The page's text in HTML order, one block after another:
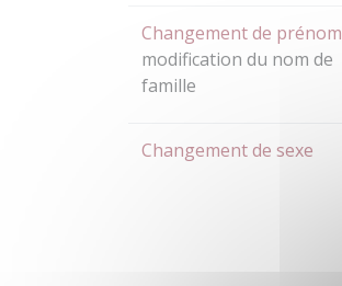
Changement de prénom
modification du nom de
famille
Changement de sexe